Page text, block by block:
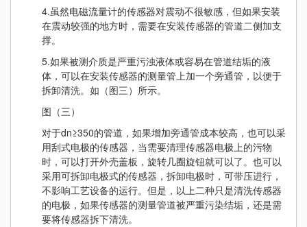
4.虽然电磁流量计的传感器对震动不很敏感，但如果安装
在震动较强的地方时，需要在安装传感器的管道二侧加支
撑。
5.如果被测介质是严重污浊液体或容易在管道结垢的液
体，可以在安装传感器的测量管上加一个旁通管，以便于
拆卸清洗。如（图三）所示。
图（三）
对于dn≥350的管道，如果增加旁通管成本较高，也可以采
用刮式电极的传感器，当需要清理传感器电极上的污物
时，可以打开外壳盖板，旋转几圈旋钮就可以了。也可以
采用可拆卸电极式的传感器，拆卸电极时，可带压进行，
不影响工艺设备的运行。但是，以上二种只是清洗传感器
的电极，如果传感器的测量管道被严重污染结垢，还是需
要将传感器拆下清洗。